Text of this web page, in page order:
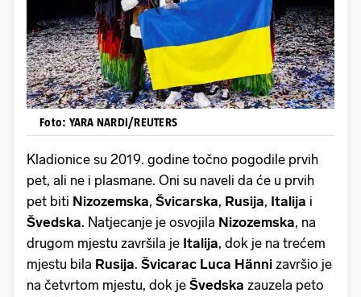
Foto: YARA NARDI/REUTERS
Kladionice su 2019. godine točno pogodile prvih
pet, ali ne i plasmane. Oni su naveli da će u prvih
pet biti Nizozemska, Švicarska, Rusija, Italija i
Švedska. Natjecanje je osvojila Nizozemska, na
drugom mjestu završila je Italija, dok je na trećem
mjestu bila Rusija. Švicarac Luca Hänni završio je
na četvrtom mjestu, dok je Švedska zauzela peto